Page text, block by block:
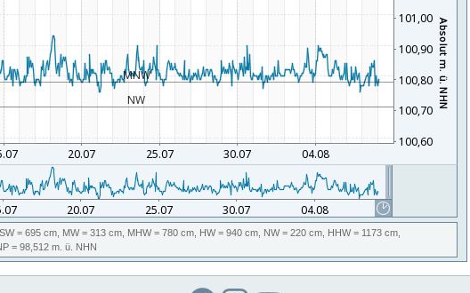
= 695 cm, MW= 313 cm, MHW= 780 cm, HW= 940 cm, NW= 220 cm, HHW= 1173 cm,
= 98,512 m. ü. NHN